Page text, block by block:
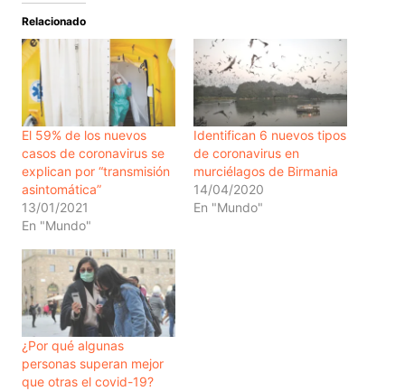
Relacionado
El 59% de los nuevos
casos de coronavirus se
explican por “transmisión
asintomática”
13/01/2021
En "Mundo"
Identifican 6 nuevos tipos
de coronavirus en
murciélagos de Birmania
14/04/2020
En "Mundo"
¿Por qué algunas
personas superan mejor
que otras el covid-19?